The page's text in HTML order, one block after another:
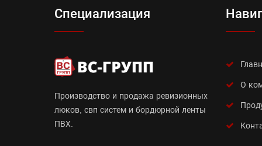
Специализация
Производство и продажа ревизионных
люков, свп систем и бордюрной ленты
ПВХ.
О